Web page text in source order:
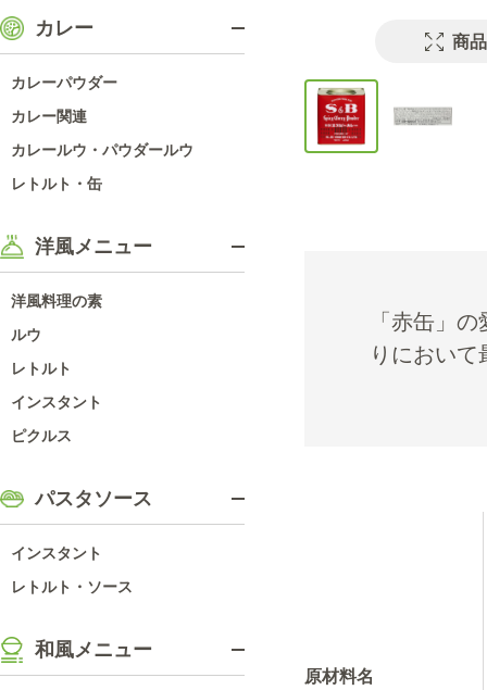
カレー
カレーパウダー
カレー関連
カレールウ・パウダールウ
レトルト・缶
洋風メニュー
洋風料理の素
ルウ
レトルト
インスタント
ピクルス
パスタソース
インスタント
レトルト・ソース
和風メニュー
商
「赤缶」
りにおい
原材料名